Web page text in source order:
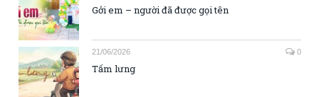
Gởi em – người đã được gọi tên
21/06/2026 0
Tấm lưng